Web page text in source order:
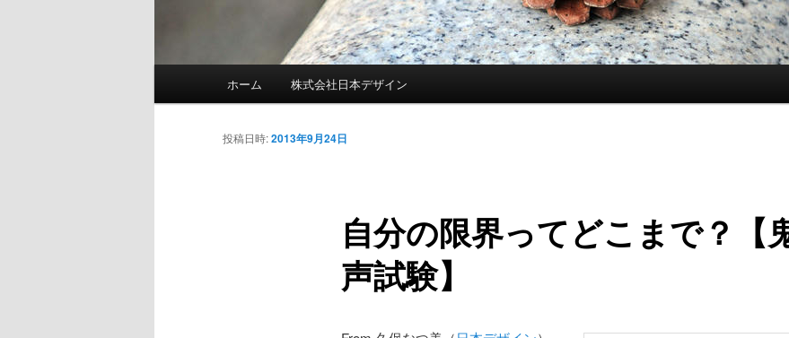
メインコンテンツへ移動
サブコンテンツへ移動
ホーム 株式会社日本デザイン
自分の限界ってどこまで？【
声試験】
投稿日時:2013年9月24日